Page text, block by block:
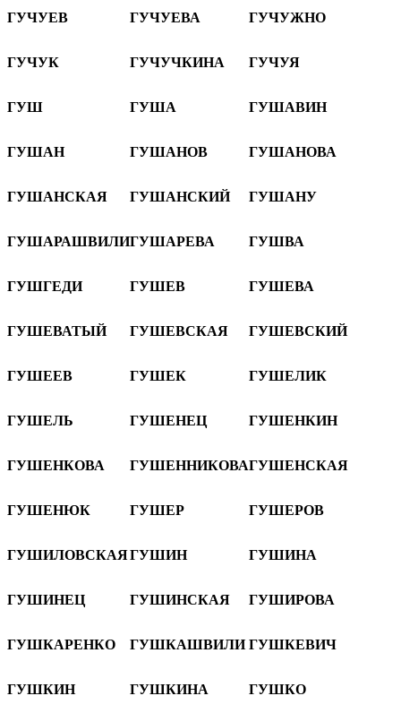
ГУЧУЕВ ГУЧУЕВА ГУЧУЖНО
ГУЧУК ГУЧУЧКИНА ГУЧУЯ
ГУШ ГУША ГУШАВИН
ГУШАН ГУШАНОВ ГУШАНОВА
ГУШАНСКАЯ ГУШАНСКИЙ ГУШАНУ
ГУШАРАШВИЛИГУШАРЕВА ГУШВА
ГУШГЕДИ ГУШЕВ ГУШЕВА
ГУШЕВАТЫЙ ГУШЕВСКАЯ ГУШЕВСКИЙ
ГУШЕЕВ ГУШЕК ГУШЕЛИК
ГУШЕЛЬ ГУШЕНЕЦ ГУШЕНКИН
ГУШЕНКОВА ГУШЕННИКОВАГУШЕНСКАЯ
ГУШЕНЮК ГУШЕР ГУШЕРОВ
ГУШИЛОВСКАЯГУШИН ГУШИНА
ГУШИНЕЦ ГУШИНСКАЯ ГУШИРОВА
ГУШКАРЕНКО ГУШКАШВИЛИ ГУШКЕВИЧ
ГУШКИН ГУШКИНА ГУШКО